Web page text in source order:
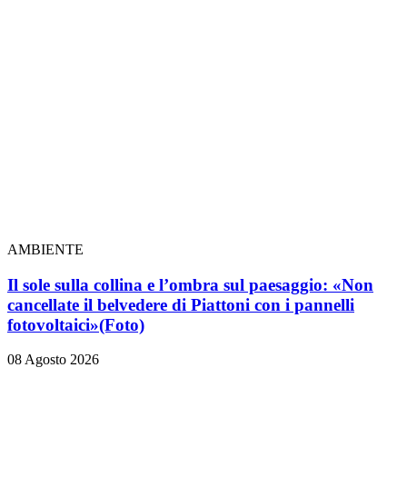
AMBIENTE
Il sole sulla collina e l’ombra sul paesaggio: «Non
cancellate il belvedere di Piattoni con i pannelli
fotovoltaici»(Foto)
08 Agosto 2026